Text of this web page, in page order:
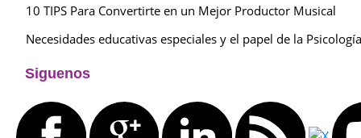
10 TIPS Para Convertirte en un Mejor Productor Musical
Necesidades educativas especiales y el papel de la Psicología
Siguenos